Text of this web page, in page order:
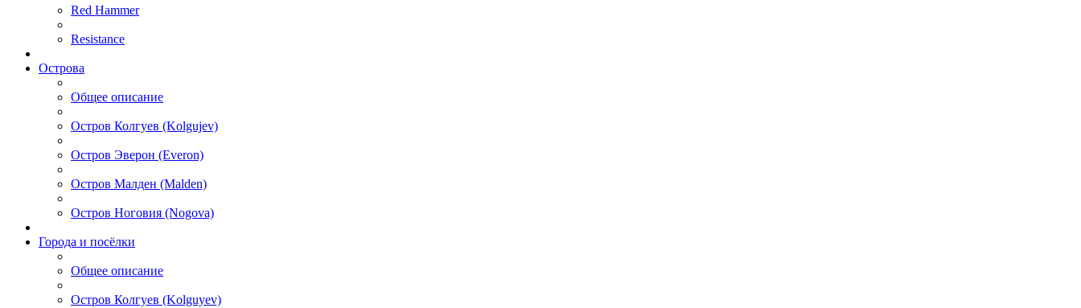
Red Hammer
Resistance
Острова
Общее описание
Остров Колгуев (Kolgujev)
Остров Эверон (Everon)
Остров Малден (Malden)
Остров Ноговия (Nogova)
Города и посёлки
Общее описание
Остров Колгуев (Kolguyev)